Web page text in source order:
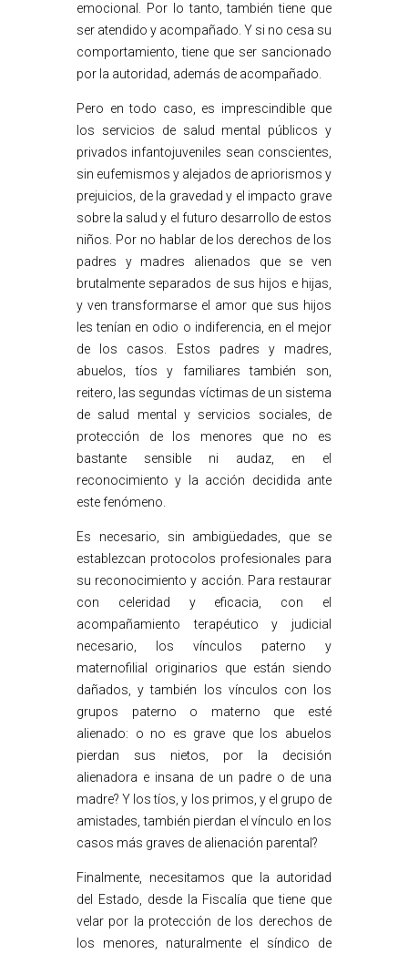
emocional. Por lo tanto, también tiene que
ser atendido y acompañado. Y si no cesa su
comportamiento, tiene que ser sancionado
por la autoridad, además de acompañado.
Pero en todo caso, es imprescindible que
los servicios de salud mental públicos y
privados infantojuveniles sean conscientes,
sin eufemismos y alejados de apriorismos y
prejuicios, de la gravedad y el impacto grave
sobre la salud y el futuro desarrollo de estos
niños. Por no hablar de los derechos de los
padres y madres alienados que se ven
brutalmente separados de sus hijos e hijas,
y ven transformarse el amor que sus hijos
les tenían en odio o indiferencia, en el mejor
de los casos. Estos padres y madres,
abuelos, tíos y familiares también son,
reitero, las segundas víctimas de un sistema
de salud mental y servicios sociales, de
protección de los menores que no es
bastante sensible ni audaz, en el
reconocimiento y la acción decidida ante
este fenómeno.
Es necesario, sin ambigüedades, que se
establezcan protocolos profesionales para
su reconocimiento y acción. Para restaurar
con celeridad y eficacia, con el
acompañamiento terapéutico y judicial
necesario, los vínculos paterno y
maternofilial originarios que están siendo
dañados, y también los vínculos con los
grupos paterno o materno que esté
alienado: o no es grave que los abuelos
pierdan sus nietos, por la decisión
alienadora e insana de un padre o de una
madre? Y los tíos, y los primos, y el grupo de
amistades, también pierdan el vínculo en los
casos más graves de alienación parental?
Finalmente, necesitamos que la autoridad
del Estado, desde la Fiscalía que tiene que
velar por la protección de los derechos de
los menores, naturalmente el síndico de